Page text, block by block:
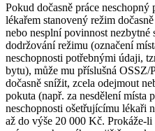
Pokud dočasně práce
lékařem stanovený režim
nebo nesplní povinnost
dodržování režimu (označení
neschopnosti potřebnými údaji,
bytu), může mu příslušná
dočasně snížit, zcela odejmout
pokuta (např. za nesdělení místa
neschopnosti ošetřujícímu lékaři
až do výše 20 000 Kč. Prokáže-li